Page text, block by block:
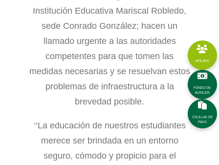
Institución Educativa Mariscal Robledo,
sede Conrado González; hacen un
llamado urgente a las autoridades
competentes para que tomen las
medidas necesarias y se resuelvan estos
problemas de infraestructura a la
brevedad posible.
‘‘La educación de nuestros estudiantes
merece ser brindada en un entorno
seguro, cómodo y propicio para el
AFÍLIATE
FONDO DE
AUXILIOS
COLILLAS DE
PAGO